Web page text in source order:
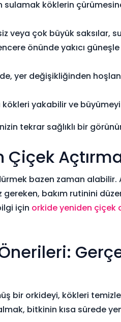
sulamak köklerin
veya çok büyük saksılar,
önünde yakıcı
yer değişikliğinden
kökleri yakabilir ve
tekrar sağlıklı bir
Çiçek
bazen zaman alabilir.
gereken, bakım rutinini
için orkide yeniden çiçek
bir orkideyi, kökleri
bitkinin kısa sürede